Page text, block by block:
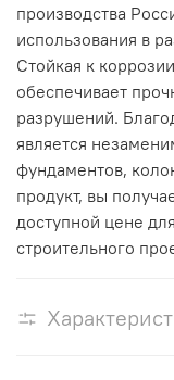
производства
использования в
Стойкая к
обеспечивает
разрушений.
является
фундаментов,
продукт, вы
доступной цене
строительного